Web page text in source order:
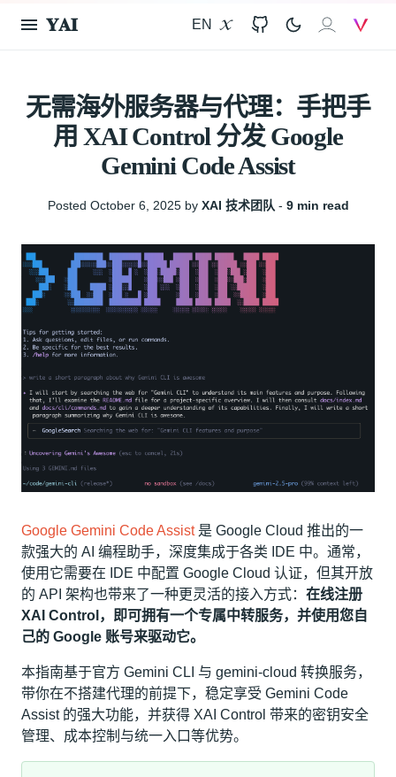
𝐘𝐀𝐈 EN GitHub 𝐗𝐀𝐈
无需海外服务器与代理：手把手
用 XAI Control 分发 Google
Gemini Code Assist
Posted October 6, 2025 by XAI 技术团队 ‐ 9 min read
Google Gemini Code Assist是 Google Cloud 推出的一
款强大的 AI 编程助手，深度集成于各类 IDE 中。通常，
使用它需要在 IDE 中配置 Google Cloud 认证，但其开放
的 API 架构也带来了一种更灵活的接入方式： 在线注册
XAI Control，即可拥有一个专属中转服务，并使用您自
己的 Google 账号来驱动它。
本指南基于官方 Gemini CLI 与 gemini-cloud 转换服务，
带你在不搭建代理的前提下，稳定享受 Gemini Code
Assist 的强大功能，并获得 XAI Control 带来的密钥安全
管理、成本控制与统一入口等优势。